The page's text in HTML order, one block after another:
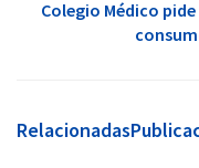
Colegio Médico
Relacionadas